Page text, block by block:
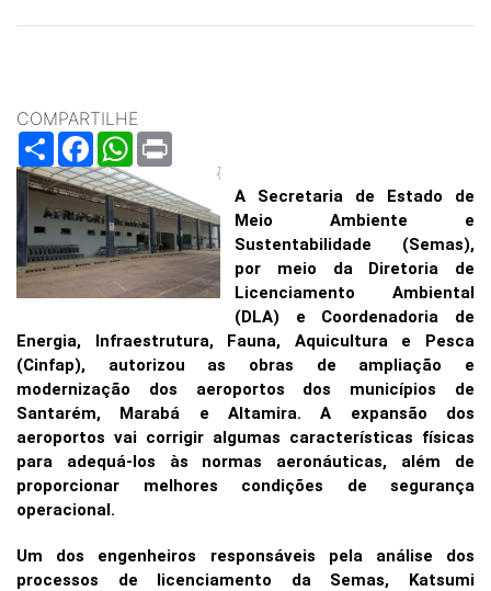
COMPARTILHE
ShareFacebookWhatsApp
A Secretaria de Estado de
Meio Ambiente e
Sustentabilidade (Semas),
por meio da Diretoria de
Licenciamento Ambiental
(DLA) e Coordenadoria de
Energia, Infraestrutura, Fauna, Aquicultura e Pesca
(Cinfap), autorizou as obras de ampliação e
modernização dos aeroportos dos municípios de
Santarém, Marabá e Altamira. A expansão dos
aeroportos vai corrigir algumas características físicas
para adequá-los às normas aeronáuticas, além de
proporcionar melhores condições de segurança
operacional.
Um dos engenheiros responsáveis pela análise dos
processos de licenciamento da Semas, Katsumi